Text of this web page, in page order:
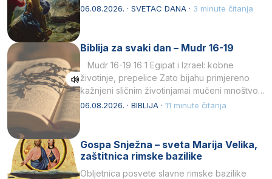
drugoj…
06.08.2026. · SVETAC DANA · 3 minute čitanja
Biblija za svaki dan – Mudr 16-19
Mudr 16-19 16 1 Egipat i Izrael: kobne
životinje, prepelice Zato bijahu primjereno
kažnjeni sličnim životinjamai mučeni mnoštvom
kukaca.2 A narod…
06.08.2026. · BIBLIJA · 11 minute čitanja
Gospa Snježna – sveta Marija Velika,
zaštitnica rimske bazilike
Obljetnica posvete slavne rimske bazilike